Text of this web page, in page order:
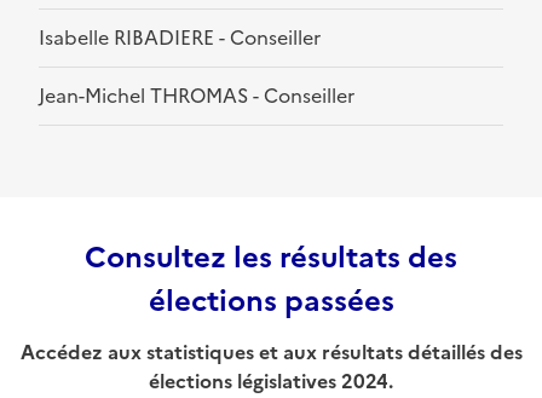
Isabelle RIBADIERE - Conseiller
Jean-Michel THROMAS - Conseiller
Consultez les résultats des
élections passées
Accédez aux statistiques et aux résultats détaillés des
élections législatives 2024.